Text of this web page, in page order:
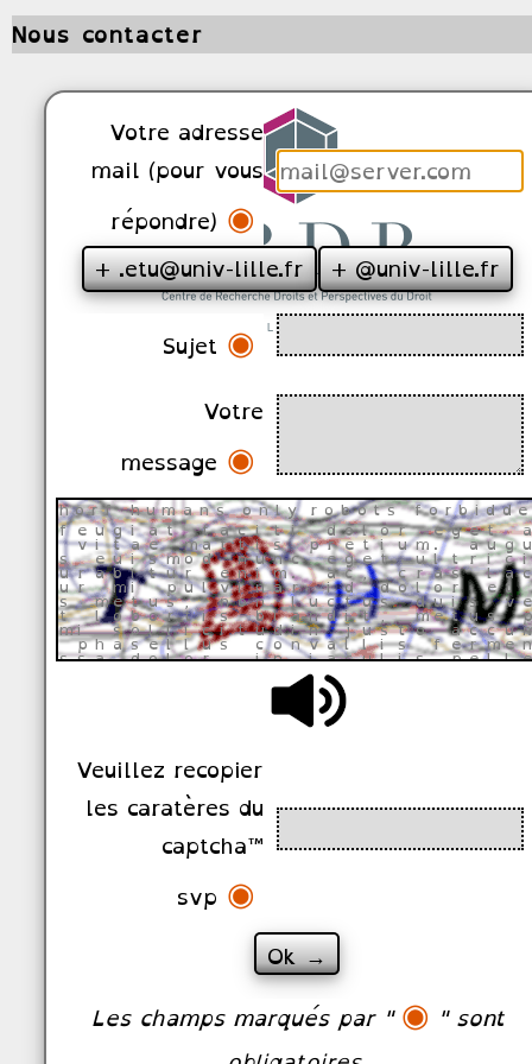
Nous contacter
Votre adresse
mail (pour vous
répondre) ◉
+ .etu@univ-lille.fr + @univ-lille.fr
Sujet ◉
Votre
message ◉
Veuillez recopier
les caratères du
captcha™
svp ◉
Les champs marqués par " ◉ " sont